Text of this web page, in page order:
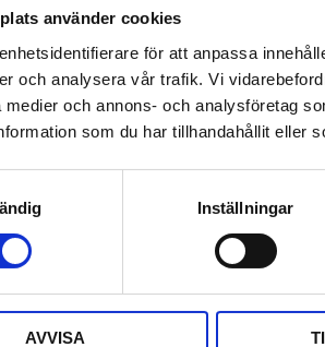
använder cookies
för att anpassa
och analysera vår trafik. Vi
medier och annons- och analysföretag
som du har tillhandahållit eller
Inställningar
AVVISA
194KR
KÖP
sålts tapeter i
har
KUNDTJÄNST
Kundtjänst